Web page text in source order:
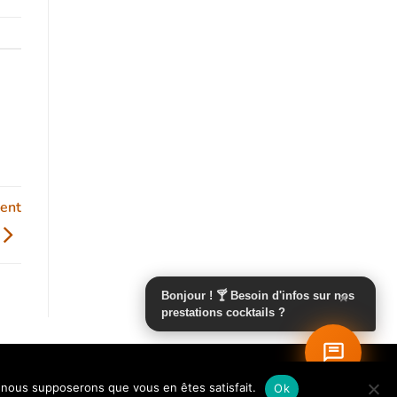
×
Bonjour ! 🍸 Besoin d'infos sur nos
prestations cocktails ?
supposerons que vous en êtes satisfait. Ok